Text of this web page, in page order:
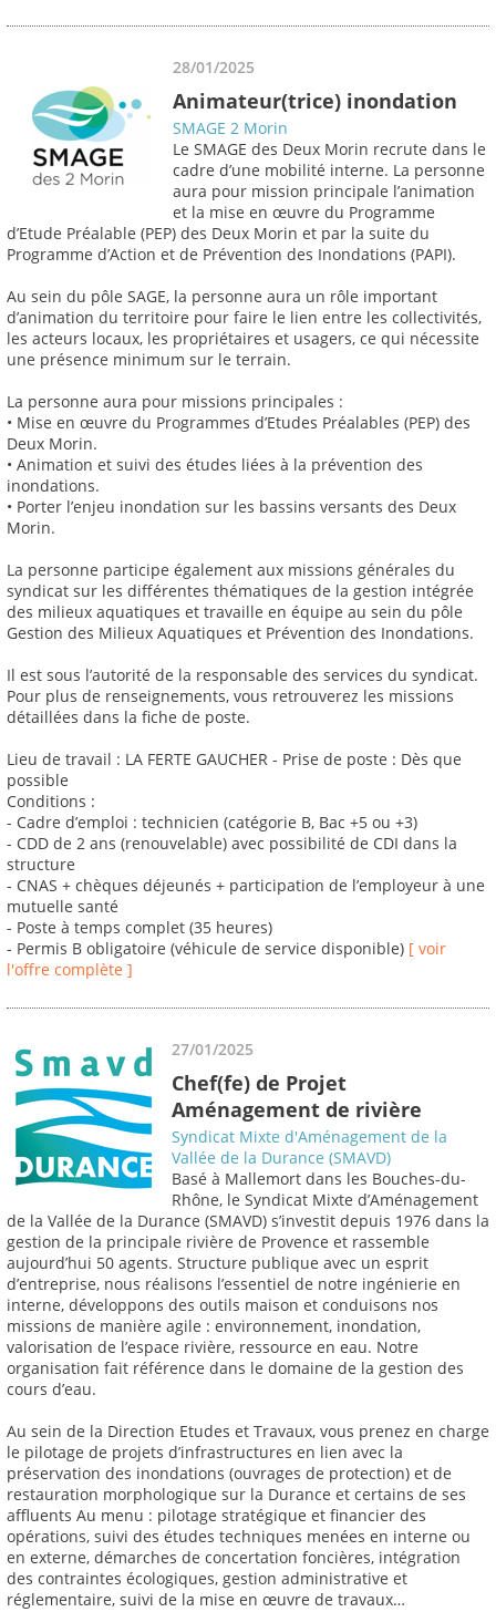
28/01/2025
Animateur(trice) inondation
SMAGE 2 Morin
Le SMAGE des Deux Morin recrute dans le
cadre d’une mobilité interne. La personne
aura pour mission principale l’animation
et la mise en œuvre du Programme
d’Etude Préalable (PEP) des Deux Morin et par la suite du
Programme d’Action et de Prévention des Inondations (PAPI).
Au sein du pôle SAGE, la personne aura un rôle important
d’animation du territoire pour faire le lien entre les collectivités,
les acteurs locaux, les propriétaires et usagers, ce qui nécessite
une présence minimum sur le terrain.
La personne aura pour missions principales :
• Mise en œuvre du Programmes d’Etudes Préalables (PEP) des
Deux Morin.
• Animation et suivi des études liées à la prévention des
inondations.
• Porter l’enjeu inondation sur les bassins versants des Deux
Morin.
La personne participe également aux missions générales du
syndicat sur les différentes thématiques de la gestion intégrée
des milieux aquatiques et travaille en équipe au sein du pôle
Gestion des Milieux Aquatiques et Prévention des Inondations.
Il est sous l’autorité de la responsable des services du syndicat.
Pour plus de renseignements, vous retrouverez les missions
détaillées dans la fiche de poste.
Lieu de travail : LA FERTE GAUCHER - Prise de poste : Dès que
possible
Conditions :
- Cadre d’emploi : technicien (catégorie B, Bac +5 ou +3)
- CDD de 2 ans (renouvelable) avec possibilité de CDI dans la
structure
- CNAS + chèques déjeunés + participation de l’employeur à une
mutuelle santé
- Poste à temps complet (35 heures)
- Permis B obligatoire (véhicule de service disponible) [ voir
l'offre complète ]
27/01/2025
Chef(fe) de Projet
Aménagement de rivière
Syndicat Mixte d'Aménagement de la
Vallée de la Durance (SMAVD)
Basé à Mallemort dans les Bouches-du-
Rhône, le Syndicat Mixte d’Aménagement
de la Vallée de la Durance (SMAVD) s’investit depuis 1976 dans la
gestion de la principale rivière de Provence et rassemble
aujourd’hui 50 agents. Structure publique avec un esprit
d’entreprise, nous réalisons l’essentiel de notre ingénierie en
interne, développons des outils maison et conduisons nos
missions de manière agile : environnement, inondation,
valorisation de l’espace rivière, ressource en eau. Notre
organisation fait référence dans le domaine de la gestion des
cours d’eau.
Au sein de la Direction Etudes et Travaux, vous prenez en charge
le pilotage de projets d’infrastructures en lien avec la
préservation des inondations (ouvrages de protection) et de
restauration morphologique sur la Durance et certains de ses
affluents Au menu : pilotage stratégique et financier des
opérations, suivi des études techniques menées en interne ou
en externe, démarches de concertation foncières, intégration
des contraintes écologiques, gestion administrative et
réglementaire, suivi de la mise en œuvre de travaux…